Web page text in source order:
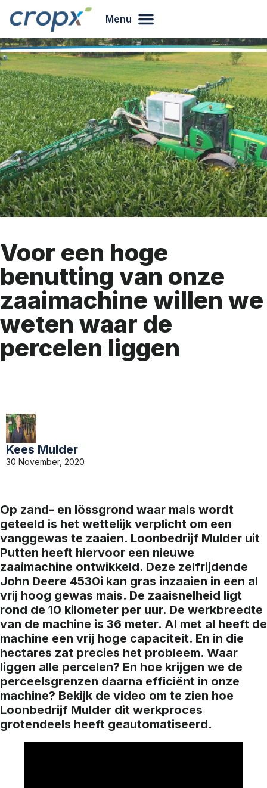
Menu
Voor een hoge
benutting van onze
zaaimachine willen we
weten waar de
percelen liggen
Kees Mulder
30 November, 2020
Op zand- en lössgrond waar mais wordt
geteeld is het wettelijk verplicht om een
vanggewas te zaaien. Loonbedrijf Mulder uit
Putten heeft hiervoor een nieuwe
zaaimachine ontwikkeld. Deze zelfrijdende
John Deere 4530i kan gras inzaaien in een al
vrij hoog gewas mais. De zaaisnelheid ligt
rond de 10 kilometer per uur. De werkbreedte
van de machine is 36 meter. Al met al heeft de
machine een vrij hoge capaciteit. En in die
hectares zat precies het probleem. Waar
liggen alle percelen? En hoe krijgen we de
perceelsgrenzen daarna efficiënt in onze
machine? Bekijk de video om te zien hoe
Loonbedrijf Mulder dit werkproces
grotendeels heeft geautomatiseerd.